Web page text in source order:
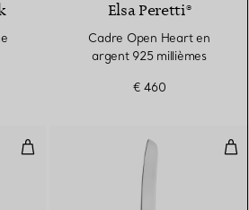
Elsa Peretti®
Cadre Open Heart en
argent 925 millièmes
€ 460
Cuillère à risotto Padova en